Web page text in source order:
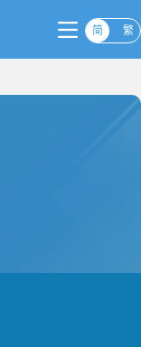
简 繁